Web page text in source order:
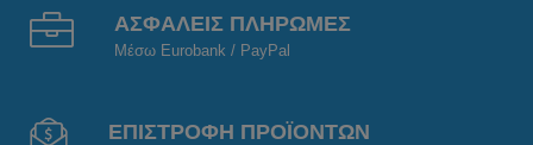
ΑΣΦΑΛΕΙΣ ΠΛΗΡΩΜΕΣ
Μέσω Eurobank / PayPal
ΕΠΙΣΤΡΟΦΗ ΠΡΟΪΟΝΤΩΝ